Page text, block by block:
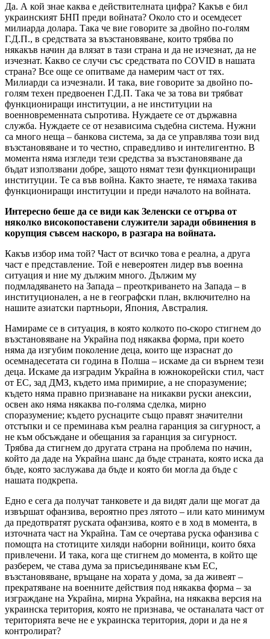
Да. А кой знае каква е действителната цифра? Какъв е бил
украинският БНП преди войната? Около сто и осемдесет
милиарда долара. Така че вие говорите за двойно по-голям
Г.Д.П., в средствата за възстановяване, които трябва по
някакъв начин да влязат в тази страна и да не изчезнат, да не
изчезнат. Какво се случи със средствата по COVID в нашата
страна? Все още се опитваме да намерим част от тях.
Милиарди са изчезнали. И така, вие говорите за двойно по-
голям техен предвоенен Г.Д.П. Така че за това ви трябват
функциониращи институции, а не институции на
военновременната съпротива. Нуждаете се от държавна
служба. Нуждаете се от независима съдебна система. Нужни
са много неща – банкова система, за да се управлява този вид
възстановяване и то честно, справедливо и интелигентно. В
момента няма изгледи тези средства за възстановяване да
бъдат използвани добре, защото нямат тези функциониращи
институции. Те са във война. Както знаете, те нямаха такива
функциониращи институции и преди началото на войната.
Интересно беше да се види как Зеленски се отърва от
няколко високопоставени служители заради обвинения в
корупция съвсем наскоро, в разгара на войната.
Какъв избор има той? Част от всичко това е реална, а друга
част е представление. Той е невероятен лидер във военна
ситуация и ние му дължим много. Дължим му
подмладяването на Запада – преоткриването на Запада – в
институционален, а не в географски план, включително на
нашите азиатски партньори, Япония, Австралия.
Намираме се в ситуация, в която колкото по-скоро стигнем до
възстановяване на Украйна под някаква форма, при което
няма да изгубим поколение деца, които ще израснат до
осемнадесетата си година в Полша – искаме да си върнем тези
деца. Искаме да изградим Украйна в южнокорейски стил, част
от ЕС, зад ДМЗ, където има примирие, а не споразумение;
където няма правно признаване на никакви руски анексии,
освен ако няма някаква по-голяма сделка, мирно
споразумение; където руснаците също правят значителни
отстъпки и се преминава към реална гаранция за сигурност, а
не към обсъждане и обещания за гаранция за сигурност.
Трябва да стигнем до другата страна на проблема по начин,
който да даде на Украйна шанс да бъде страната, която иска да
бъде, която заслужава да бъде и която би могла да бъде с
нашата подкрепа.
Едно е сега да получат танковете и да видят дали ще могат да
извършат офанзива, вероятно през лятото – или като минимум
да предотвратят руската офанзива, която е в ход в момента, в
източната част на Украйна. Там се очертава руска офанзива с
помощта на стотиците хиляди наборни войници, които бяха
привлечени. И така, кога ще стигнем до момента, в който ще
разберем, че става дума за присъединяване към ЕС,
възстановяване, връщане на хората у дома, за да живеят –
прекратяване на военните действия под някаква форма – за
изграждане на Украйна, мирна Украйна, на някаква версия на
украинска територия, която не признава, че останалата част от
територията вече не е украинска територия, дори и да не я
контролират?